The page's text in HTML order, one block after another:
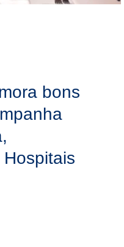
bons